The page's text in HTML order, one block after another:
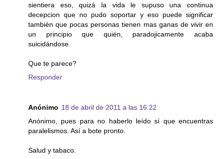
sientiera eso, quizá la vida le supuso una continua
decepcion que no pudo soportar y eso puede significar
también que pocas personas tienen mas ganas de vivir en
un principio que quién, paradojicamente acaba
suicidándose.
Que te parece?
Responder
Anónimo 18 de abril de 2011 a las 16:22
Anónimo, pues para no haberlo leído sí que encuentras
paralelismos. Así a bote pronto.
Salud y tabaco.